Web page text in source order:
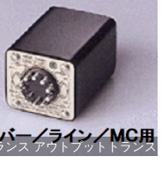
ンス アウトプットトランス